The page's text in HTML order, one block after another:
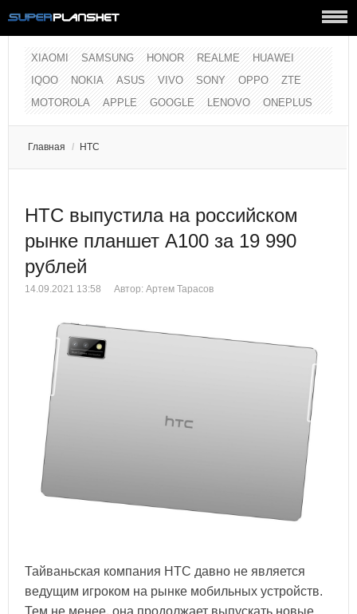
XIAOMI SAMSUNG HONOR REALME
HUAWEI
IQOO
NOKIA ASUS VIVO SONY OPPO
ZTE
MOTOROLA
APPLE GOOGLE LENOVO ONEPLUS
Главная / HTC
HTC выпустила на российском
рынке планшет A100 за 19 990
рублей
14.09.2021 13:58 Автор: Артем Тарасов
Тайваньская компания HTC давно не является
ведущим игроком на рынке мобильных устройств.
Тем не менее, она продолжает выпускать новые